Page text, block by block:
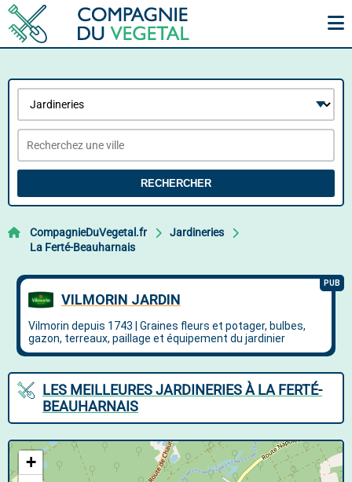
RECHERCHER
CompagnieDuVegetal.fr
Jardineries
La Ferté-Beauharnais
LES MEILLEURES JARDINERIES À LA FERTÉ-
BEAUHARNAIS
+